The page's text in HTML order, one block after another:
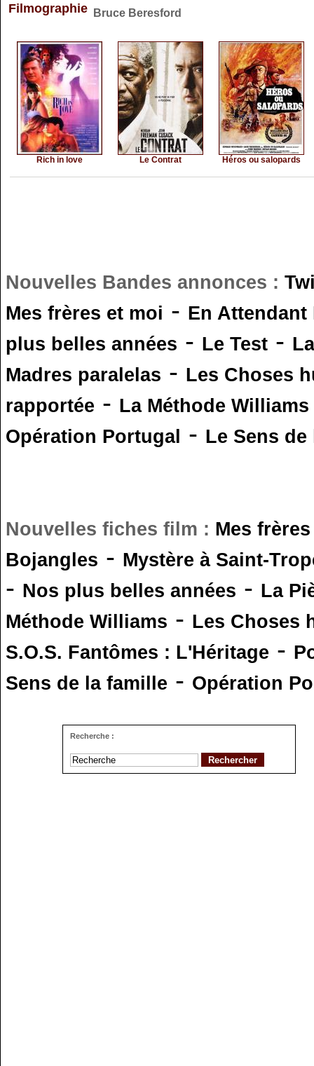
Filmographie Bruce Beresford
Rich in love Le Contrat Héros ou salopards
Nouvelles Bandes annonces :
Mes frères et moi - En
plus belles années - Le Test -
Madres paralelas - Les Choses
rapportée - La Méthode Williams
Opération Portugal - Le Sens
Nouvelles fiches film : Mes
Bojangles - Mystère à Saint-
- Nos plus belles années - La
Méthode Williams - Les Choses
S.O.S. Fantômes : L'Héritage -
Sens de la famille - Opération
Recherche :